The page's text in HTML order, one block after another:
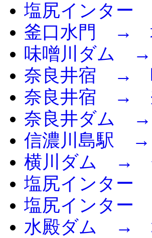
塩尻インタ
釜口水門 →
味噌川ダム
奈良井宿 →
奈良井宿 →
奈良井ダム
信濃川島駅
横川ダム →
塩尻インタ
塩尻インタ
水殿ダム →